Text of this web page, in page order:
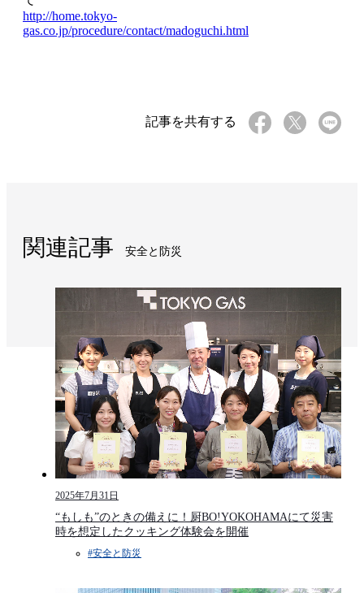
http://home.tokyo-
gas.co.jp/procedure/contact/madoguchi.html
記事を共有する
関連記事 安全と防災​
2025年7月31日
“もしも”のときの備えに！厨BO!YOKOHAMAにて災害
時を想定したクッキング体験会を開催
#安全と防災​